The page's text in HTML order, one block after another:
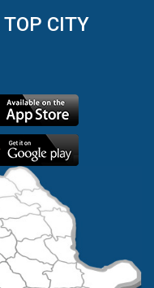
TOP CITY